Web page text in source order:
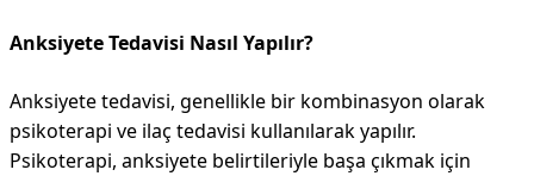
Anksiyete Tedavisi Nasıl Yapılır?
Anksiyete tedavisi, genellikle bir kombinasyon olarak
psikoterapi ve ilaç tedavisi kullanılarak yapılır.
Psikoterapi, anksiyete belirtileriyle başa çıkmak için